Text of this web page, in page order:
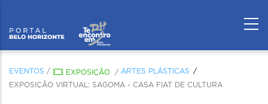
EVENTOS / EXPOSIÇÃO / ARTES PLÁSTICAS
EXPOSIÇÃO VIRTUAL: SAGOMA - CASA FIAT DE CULTURA